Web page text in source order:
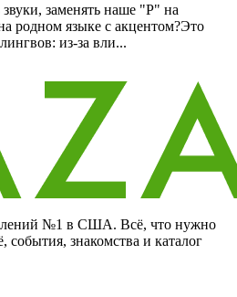
заменять наше "Р" на
родном языке с акцентом?Это
из-за вли...
№1 в США. Всё, что нужно
события, знакомства и каталог